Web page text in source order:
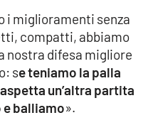
i miglioramenti senza
compatti, abbiamo
nostra difesa migliore
se teniamo la palla
un’altra partita
balliamo».